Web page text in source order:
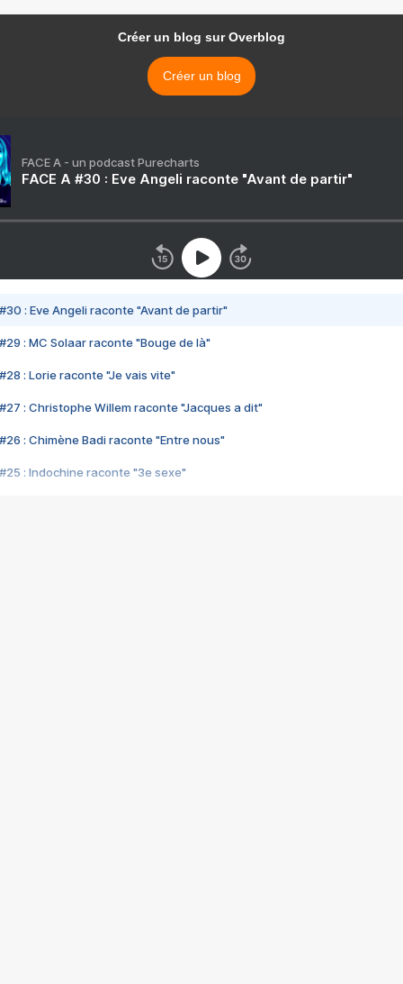
Créer un blog sur Overblog
Créer un blog
FACE A - un podcast Purecharts
FACE A #30 : Eve Angeli raconte "Avant de partir"
#30 : Eve Angeli raconte "Avant de partir"
#29 : MC Solaar raconte "Bouge de là"
#28 : Lorie raconte "Je vais vite"
#27 : Christophe Willem raconte "Jacques a dit"
#26 : Chimène Badi raconte "Entre nous"
#25 : Indochine raconte "3e sexe"